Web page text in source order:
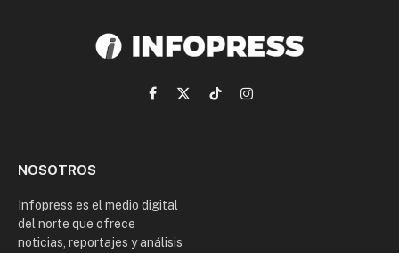
Facebook
X
TikTokInstagram
NOSOTROS
Infopress es el medio digital
del norte que ofrece
noticias, reportajes y análisis